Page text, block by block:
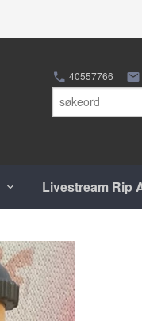
40557766
Livestream Rip